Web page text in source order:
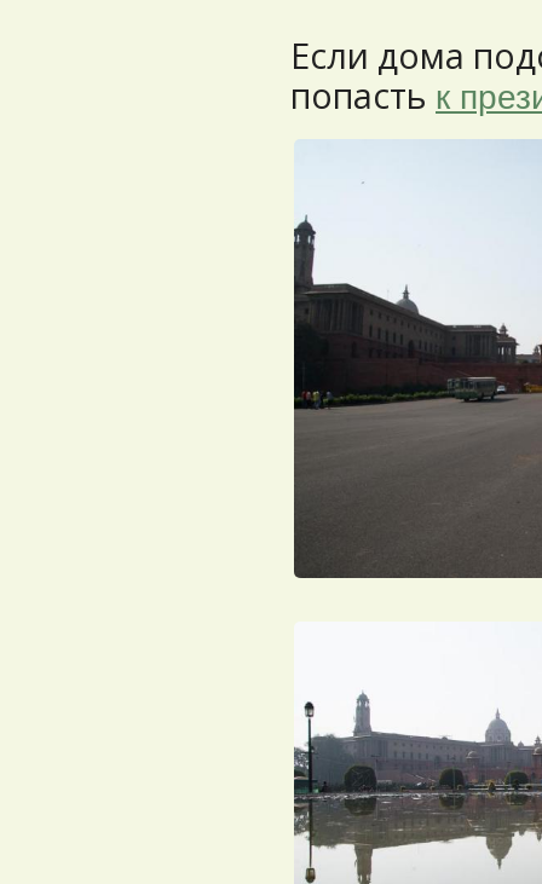
Если дома
попасть к